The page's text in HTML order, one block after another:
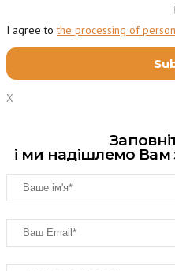
I agree tothe processing of
X
і ми надішлемо Вам